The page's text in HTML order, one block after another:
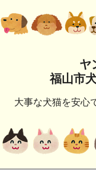
ヤ
福山市
大事な犬猫を安心